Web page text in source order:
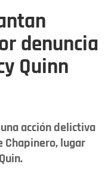
denuncia
Quinn
acción delictiva
Chapinero, lugar